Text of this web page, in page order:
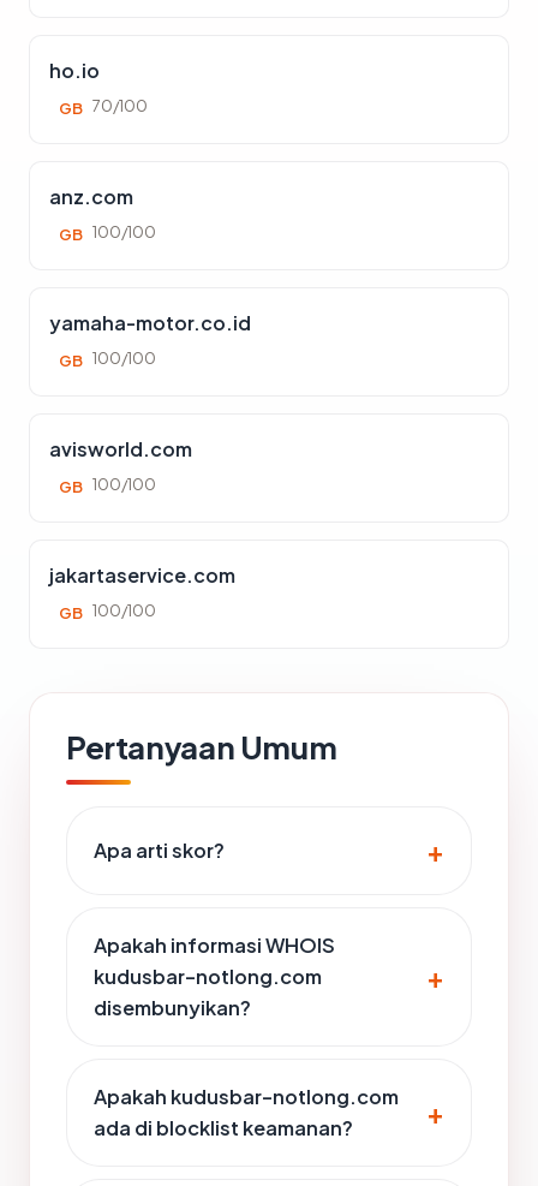
ho.io
GB 70/100
anz.com
GB 100/100
yamaha-motor.co.id
GB 100/100
avisworld.com
GB 100/100
jakartaservice.com
GB 100/100
Pertanyaan Umum
Apa arti skor?
Apakah informasi WHOIS
kudusbar-notlong.com
disembunyikan?
Apakah kudusbar-notlong.com
ada di blocklist keamanan?